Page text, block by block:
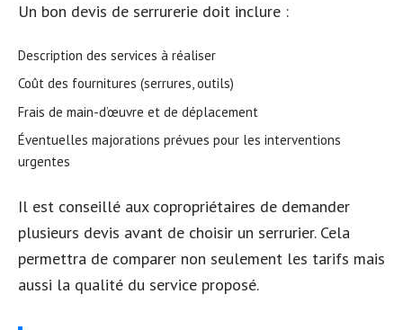
Un bon devis de serrurerie doit inclure :
Description des services à réaliser
Coût des fournitures (serrures, outils)
Frais de main-d’œuvre et de déplacement
Éventuelles majorations prévues pour les interventions
urgentes
Il est conseillé aux copropriétaires de demander
plusieurs devis avant de choisir un serrurier. Cela
permettra de comparer non seulement les tarifs mais
aussi la qualité du service proposé.